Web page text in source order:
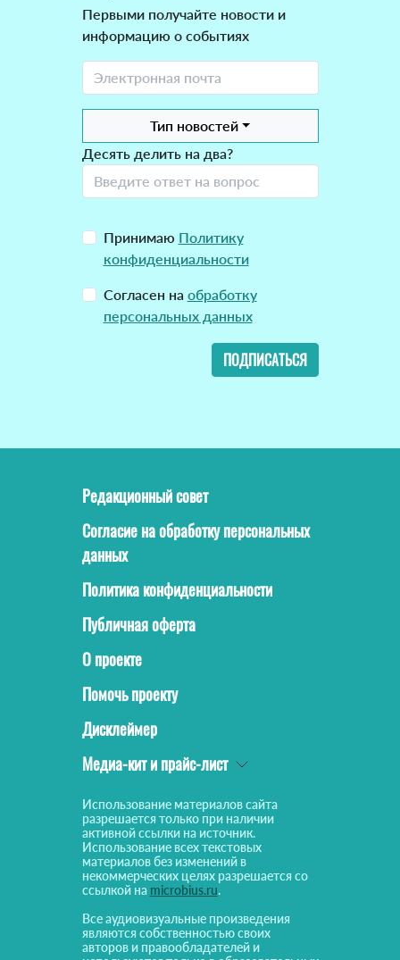
Первыми получайте новости и
информацию о событиях
Тип новостей
Десять делить на два?
Принимаю Политику
конфиденциальности
Согласен на обработку
персональных данных
ПОДПИСАТЬСЯ
Редакционный совет
Согласие на обработку персональных
данных
Политика конфиденциальности
Публичная оферта
О проекте
Помочь проекту
Дисклеймер
Медиа-кит и прайс-лист
Использование материалов сайта
разрешается только при наличии
активной ссылки на источник.
Использование всех текстовых
материалов без изменений в
некоммерческих целях разрешается со
ссылкой на microbius.ru.
Все аудиовизуальные произведения
являются собственностью своих
авторов и правообладателей и